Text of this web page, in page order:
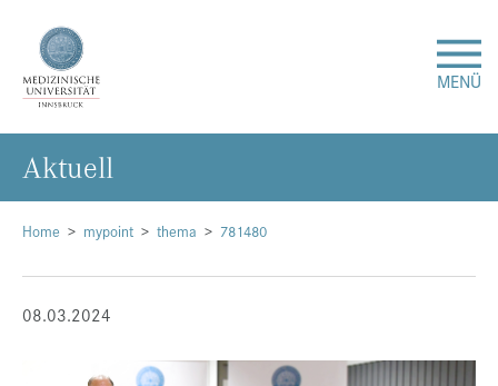
MENÜ
Forschung
Studium & Lehre
Krankenversorgung
Über uns
Home mypoint thema 781480
08.03.2024
Ak­tu­ell